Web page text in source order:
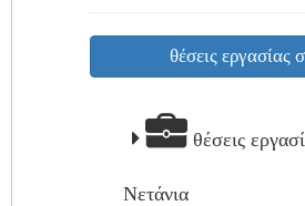
θέσεις εργασίας
θέσεις
Νετάνια